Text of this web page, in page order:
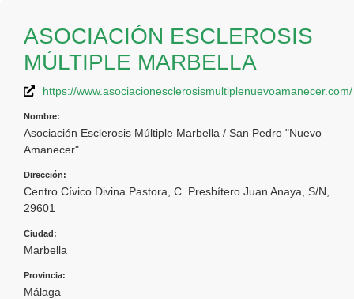
ASOCIACIÓN ESCLEROSIS
MÚLTIPLE MARBELLA
https://www.asociacionesclerosismultiplenuevoamanecer.com/
Nombre:
Asociación Esclerosis Múltiple Marbella / San Pedro "Nuevo
Amanecer"
Dirección:
Centro Cívico Divina Pastora, C. Presbítero Juan Anaya, S/N,
29601
Ciudad:
Marbella
Provincia:
Málaga